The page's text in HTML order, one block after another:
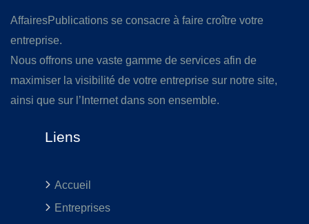
AffairesPublications se consacre à faire croître votre
entreprise.
Nous offrons une vaste gamme de services afin de
maximiser la visibilité de votre entreprise sur notre site,
ainsi que sur l’Internet dans son ensemble.
Liens
Accueil
Entreprises